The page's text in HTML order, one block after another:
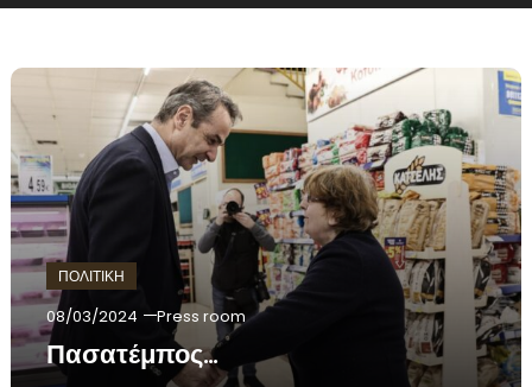
ΠΟΛΙΤΙΚΗ
08/03/2024 Press room
Πασατέμπος…